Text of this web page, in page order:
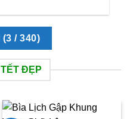
(3 / 340)
ĐẸP